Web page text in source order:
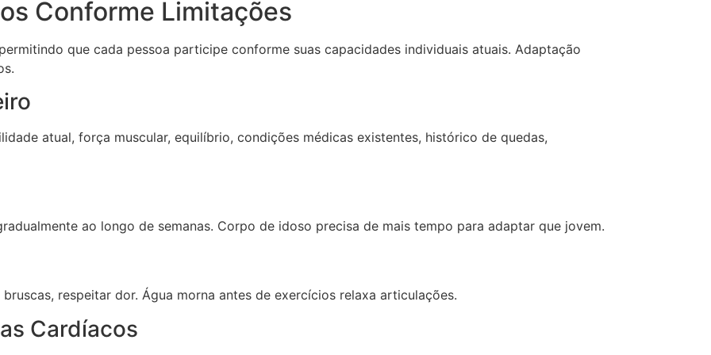
Conforme Limitações
que cada pessoa participe conforme suas capacidades individuais atuais. Adaptação
atual, força muscular, equilíbrio, condições médicas existentes, histórico de quedas,
ao longo de semanas. Corpo de idoso precisa de mais tempo para adaptar que jovem.
respeitar dor. Água morna antes de exercícios relaxa articulações.
Cardíacos